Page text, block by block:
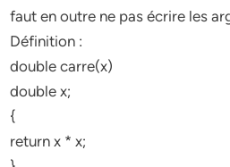
faut en outre ne pas écrire les
Définition :
double carre(x)
double x;
{
return x * x;